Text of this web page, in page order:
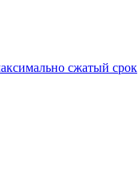
сжатый срок